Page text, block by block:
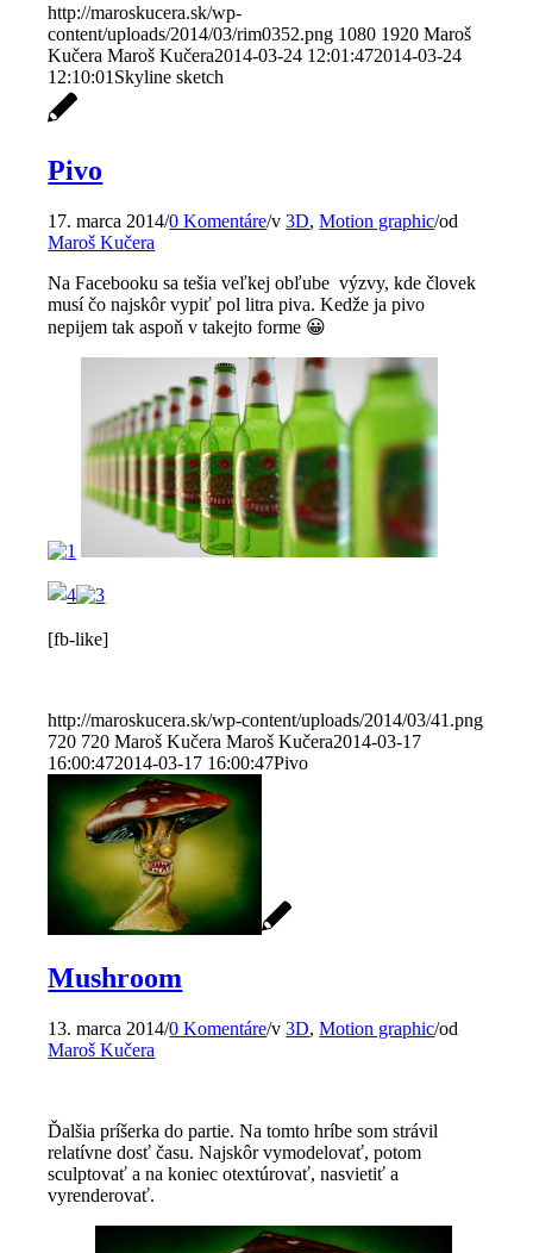
http://maroskucera.sk/wp-
content/uploads/2014/03/rim0352.png 1080 1920 Maroš
Kučera Maroš Kučera2014-03-24 12:01:472014-03-24
12:10:01 Skyline sketch
Pivo
17. marca 2014/0 Komentáre/v3D,Motion graphic/od
Maroš Kučera
Na Facebooku sa tešia veľkej obľube výzvy, kde človek
musí čo najskôr vypiť pol litra piva. Kedže ja pivo
nepijem tak aspoň v takejto forme 😀
[fb-like]
http://maroskucera.sk/wp-content/uploads/2014/03/41.png
720 720 Maroš Kučera Maroš Kučera2014-03-17
16:00:472014-03-17 16:00:47Pivo
Mushroom
13. marca 2014/0 Komentáre/v3D,Motion graphic/od
Maroš Kučera
Ďalšia príšerka do partie. Na tomto hríbe som strávil
relatívne dosť času. Najskôr vymodelovať, potom
sculptovať a na koniec otextúrovať, nasvietiť a
vyrenderovať.